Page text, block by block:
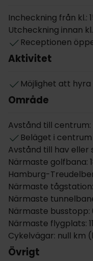
spännande utflykter.
eller kvällsfika i
ett par minuters
Hamburg, från
och Reeperbahn. Ni
cyklar på hotellet
kulturupplevelser
ni gå på musikal,
inte missa att
Pauli eller Schanze,
shoppingmöjligheter
göra en utflykt till
Nordsjön och
Om rummen
Rummen på Super
inredda. Alla rum
hårtork samt TV,
Incheckning från kl.:
Utcheckning innan kl.:
Receptionen
Aktivitet
Möjlighet att
Område
Avstånd till
Beläget i centrum
Avstånd till hav eller
Närmaste golfbana:
Hamburg-
Närmaste
Närmaste
Närmaste
Närmaste flygplats:
Cykelvägar: null km
Övrigt